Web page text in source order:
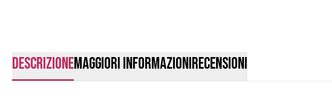
DescrizioneMaggiori InformazioniRecensioni